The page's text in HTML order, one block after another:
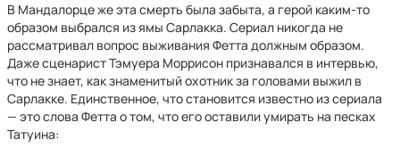
В Мандалорце же эта смерть была забыта, а герой каким-то
образом выбрался из ямы Сарлакка. Сериал никогда не
рассматривал вопрос выживания Фетта должным образом.
Даже сценарист Тэмуера Моррисон признавался в интервью,
что не знает, как знаменитый охотник за головами выжил в
Сарлакке. Единственное, что становится известно из сериала
— это слова Фетта о том, что его оставили умирать на песках
Татуина: